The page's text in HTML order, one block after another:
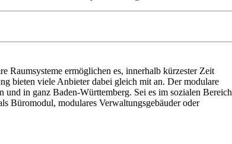
Raumsysteme ermöglichen es, innerhalb kürzester Zeit
bieten viele Anbieter dabei gleich mit an. Der modulare
in ganz Baden-Württemberg. Sei es im sozialen Bereich
Büromodul, modulares Verwaltungsgebäuder oder